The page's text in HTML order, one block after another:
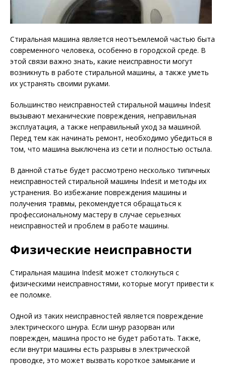
Стиральная машина является неотъемлемой частью быта
современного человека, особенно в городской среде. В
этой связи важно знать, какие неисправности могут
возникнуть в работе стиральной машины, а также уметь
их устранять своими руками.
Большинство неисправностей стиральной машины Indesit
вызывают механические повреждения, неправильная
эксплуатация, а также неправильный уход за машиной.
Перед тем как начинать ремонт, необходимо убедиться в
том, что машина выключена из сети и полностью остыла.
В данной статье будет рассмотрено несколько типичных
неисправностей стиральной машины Indesit и методы их
устранения. Во избежание повреждения машины и
получения травмы, рекомендуется обращаться к
профессиональному мастеру в случае серьезных
неисправностей и проблем в работе машины.
Физические неисправности
Стиральная машина Indesit может столкнуться с
физическими неисправностями, которые могут привести к
ее поломке.
Одной из таких неисправностей является повреждение
электрического шнура. Если шнур разорван или
поврежден, машина просто не будет работать. Также,
если внутри машины есть разрывы в электрической
проводке, это может вызвать короткое замыкание и